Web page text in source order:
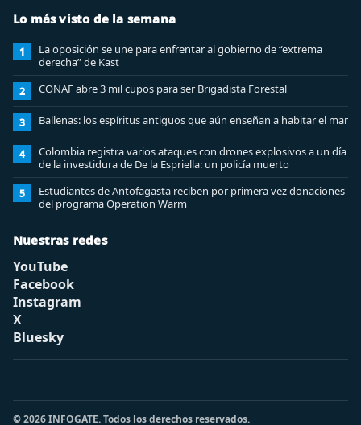
Lo más visto de la semana
1
La oposición se une para enfrentar al gobierno de “extrema
derecha” de Kast
2 CONAF abre 3 mil cupos para ser Brigadista Forestal
3 Ballenas: los espíritus antiguos que aún enseñan a habitar el mar
4
Colombia registra varios ataques con drones explosivos a un día
de la investidura de De la Espriella: un policía muerto
5
Estudiantes de Antofagasta reciben por primera vez donaciones
del programa Operation Warm
Nuestras redes
YouTube
Facebook
Instagram
X
Bluesky
© 2026 INFOGATE. Todos los derechos reservados.